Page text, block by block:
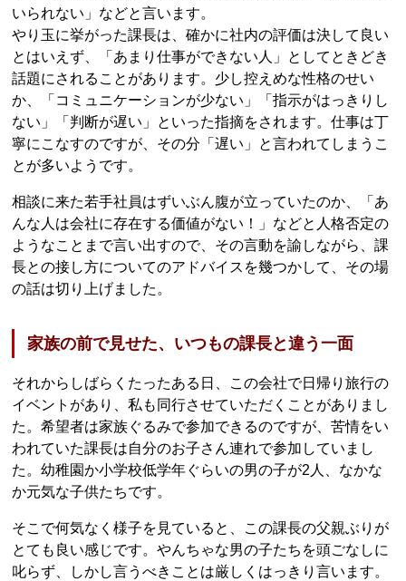
いられない」などと言います。
やり玉に挙がった課長は、確かに社内の評価は決して良い
とはいえず、「あまり仕事ができない人」としてときどき
話題にされることがあります。少し控えめな性格のせい
か、「コミュニケーションが少ない」「指示がはっきりし
ない」「判断が遅い」といった指摘をされます。仕事は丁
寧にこなすのですが、その分「遅い」と言われてしまうこ
とが多いようです。
相談に来た若手社員はずいぶん腹が立っていたのか、「あ
んな人は会社に存在する価値がない！」などと人格否定の
ようなことまで言い出すので、その言動を諭しながら、課
長との接し方についてのアドバイスを幾つかして、その場
の話は切り上げました。
家族の前で見せた、いつもの課長と違う一面
それからしばらくたったある日、この会社で日帰り旅行の
イベントがあり、私も同行させていただくことがありまし
た。希望者は家族ぐるみで参加できるのですが、苦情をい
われていた課長は自分のお子さん連れで参加していまし
た。幼稚園か小学校低学年ぐらいの男の子が2人、なかな
か元気な子供たちです。
そこで何気なく様子を見ていると、この課長の父親ぶりが
とても良い感じです。やんちゃな男の子たちを頭ごなしに
叱らず、しかし言うべきことは厳しくはっきり言います。